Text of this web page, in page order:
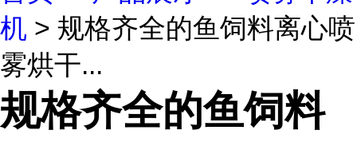
机 > 规格齐全的鱼饲料离心喷
雾烘干...
规格齐全的鱼饲料